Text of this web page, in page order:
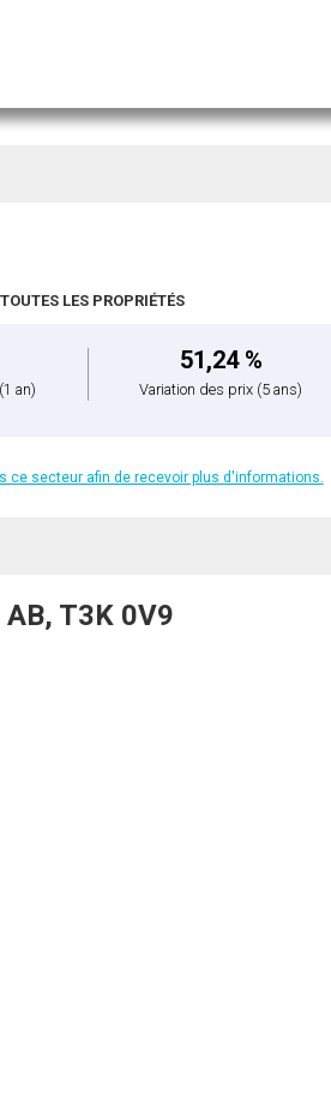
TOUTES LES PROPRIÉTÉS
(1 an)
51,24 %
Variation des prix (5 ans)
ce secteur afin de recevoir plus d'informations.
T3K 0V9